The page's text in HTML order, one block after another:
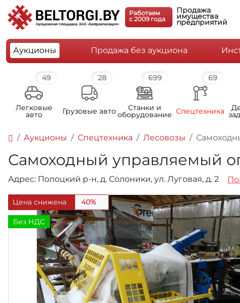
Работаем
c 2009 года
Продажа
имущества
предприятий
Аукционы Продажа без аукциона
49
Легковые
авто
28
Грузовые авто
699
Станки и
оборудование
69
Спецтехника
Аукционы Спецтехника Лесовозы
Самоходный управляемый
Адрес: Полоцкий р-н, д. Солоники, ул. Луговая, д. 2
Цена снижена 40%
Без НДС